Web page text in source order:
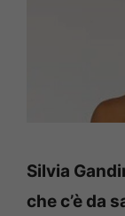
Silvia
che c’è da